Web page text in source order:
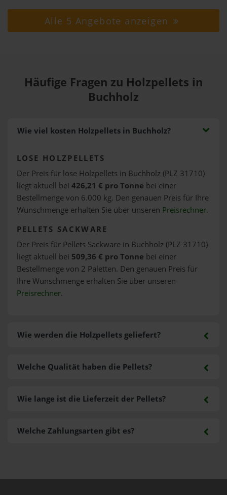
Alle 5 Angebote anzeigen
Häufige Fragen zu Holzpellets in
Buchholz
Wie viel kosten Holzpellets in Buchholz?
LOSE HOLZPELLETS
Der Preis für lose Holzpellets in Buchholz (PLZ 31710)
liegt aktuell bei 426,21 € pro Tonne bei einer
Bestellmenge von 6.000 kg. Den genauen Preis für Ihre
Wunschmenge erhalten Sie über unseren Preisrechner.
PELLETS SACKWARE
Der Preis für Pellets Sackware in Buchholz (PLZ 31710)
liegt aktuell bei 509,36 € pro Tonne bei einer
Bestellmenge von 2 Paletten. Den genauen Preis für
Ihre Wunschmenge erhalten Sie über unseren
Preisrechner.
Wie werden die Holzpellets geliefert?
Welche Zahlungsarten gibt es?
Welche Qualität haben die Pellets?
Wie lange ist die Lieferzeit der Pellets?